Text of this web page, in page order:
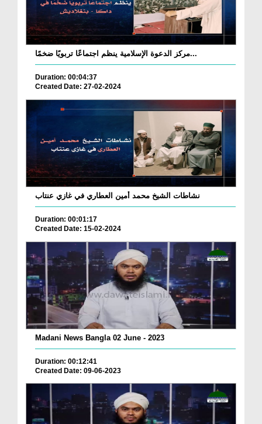
مركز الدعوة الإسلامية ينظم اجتماعًا تربويًا ضخمًا...
Duration: 00:04:37
Created Date: 27-02-2024
نشاطات الشيخ محمد أمين العطاري في غازي عنتاب
Duration: 00:01:17
Created Date: 15-02-2024
Madani News Bangla 02 June - 2023
Duration: 00:12:41
Created Date: 09-06-2023